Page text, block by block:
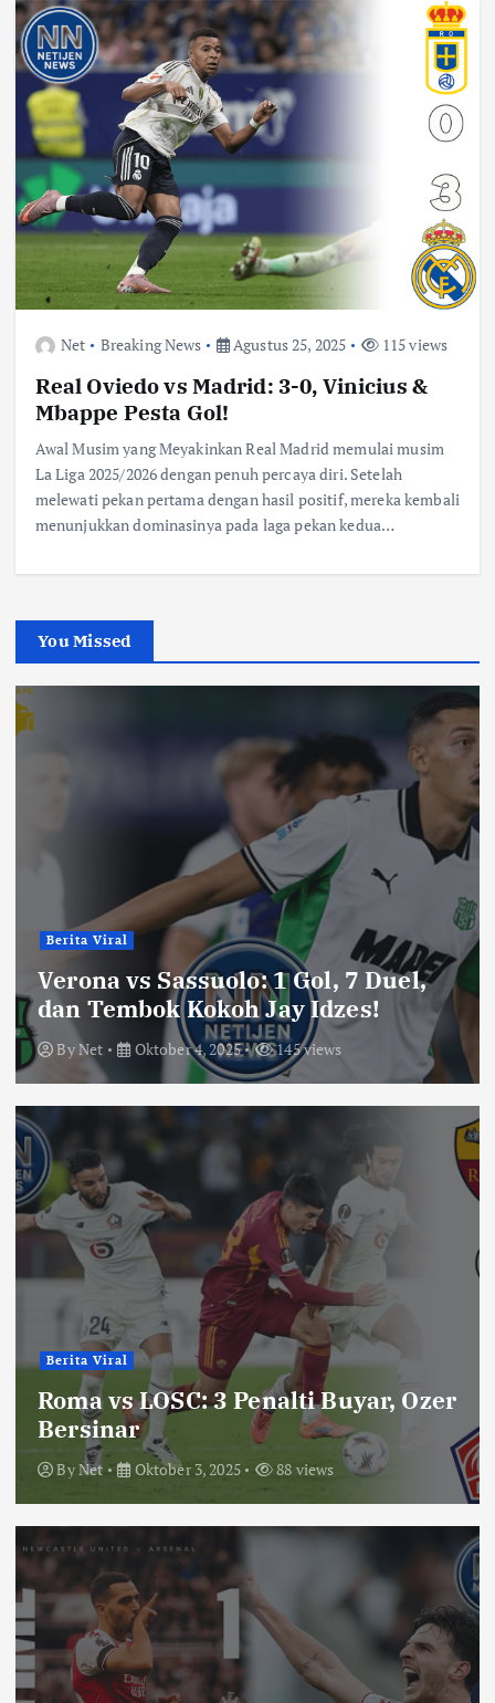
Net Breaking News Agustus 25, 2025 115 views
Real Oviedo vs Madrid: 3-0, Vinicius &
Mbappe Pesta Gol!
Awal Musim yang Meyakinkan Real Madrid memulai musim
La Liga 2025/2026 dengan penuh percaya diri. Setelah
melewati pekan pertama dengan hasil positif, mereka kembali
menunjukkan dominasinya pada laga pekan kedua…
You Missed
Berita Viral
Verona vs Sassuolo: 1 Gol, 7 Duel,
dan Tembok Kokoh Jay Idzes!
ByNet Oktober 4, 2025 145 views
Berita Viral
Roma vs LOSC: 3 Penalti Buyar, Ozer
Bersinar
ByNet Oktober 3, 2025 88 views